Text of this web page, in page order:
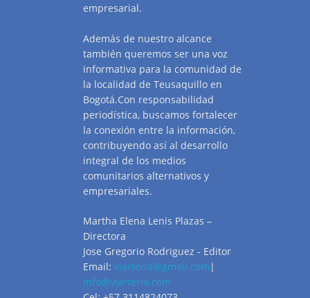
empresarial.
Además de nuestro alcance
también queremos ser una voz
informativa para la comunidad de
la localidad de Teusaquillo en
Bogotá.Con responsabilidad
periodística, buscamos fortalecer
la conexión entre la información,
contribuyendo así al desarrollo
integral de los medios
comunitarios alternativos y
empresariales.
Martha Elena Lenis Plazas –
Directora
Jose Gregorio Rodriguez - Editor
Email: viarteria@gmail.com |
info@viarteria.com